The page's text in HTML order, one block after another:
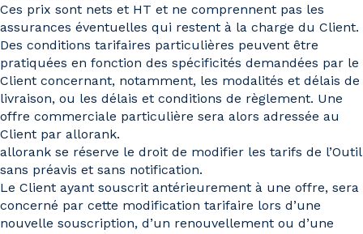
Ces prix sont nets et HT et ne comprennent pas les
assurances éventuelles qui restent à la charge du Client.
Des conditions tarifaires particulières peuvent être
pratiquées en fonction des spécificités demandées par le
Client concernant, notamment, les modalités et délais de
livraison, ou les délais et conditions de règlement. Une
offre commerciale particulière sera alors adressée au
Client par allorank.
allorank se réserve le droit de modifier les tarifs de l’Outil
sans préavis et sans notification.
Le Client ayant souscrit antérieurement à une offre, sera
concerné par cette modification tarifaire lors d’une
nouvelle souscription, d’un renouvellement ou d’une